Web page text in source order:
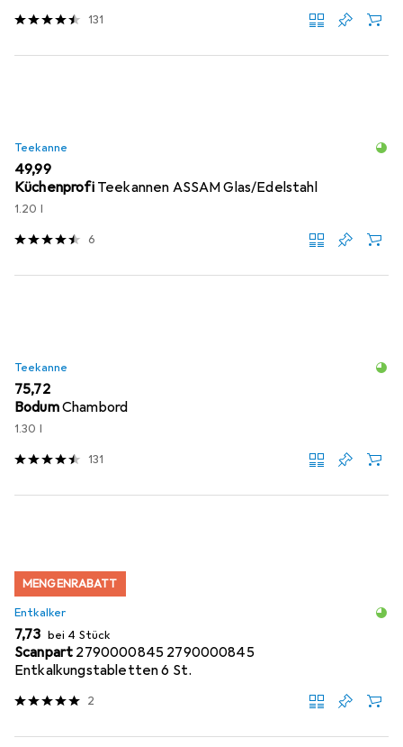
131
Teekanne
EUR
49,99
Küchenprofi Teekannen ASSAM Glas/Edelstahl
1.20 l
6
Teekanne
EUR
75,72
BodumChambord
1.30 l
131
MENGENRABATT
Entkalker
EUR
7,73 bei 4 Stück
Scanpart 2790000845 2790000845
Entkalkungstabletten 6 St.
2